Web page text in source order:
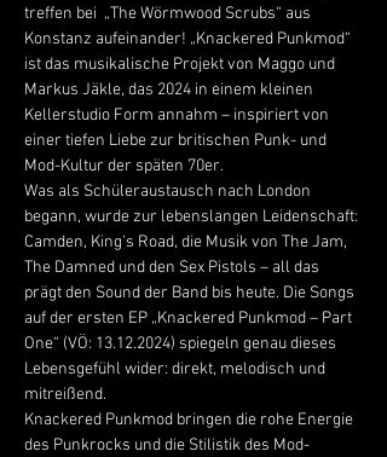
treffen bei  „The Wörmwood Scrubs“ aus
Konstanz aufeinander! „Knackered Punkmod“
ist das musikalische Projekt von Maggo und
Markus Jäkle, das 2024 in einem kleinen
Kellerstudio Form annahm – inspiriert von
einer tiefen Liebe zur britischen Punk- und
Mod-Kultur der späten 70er.
Was als Schüleraustausch nach London
begann, wurde zur lebenslangen Leidenschaft:
Camden, King's Road, die Musik von The Jam,
The Damned und den Sex Pistols – all das
prägt den Sound der Band bis heute. Die Songs
auf der ersten EP „Knackered Punkmod – Part
One“ (VÖ: 13.12.2024) spiegeln genau dieses
Lebensgefühl wider: direkt, melodisch und
mitreißend.
Knackered Punkmod bringen die rohe Energie
des Punkrocks und die Stilistik des Mod-